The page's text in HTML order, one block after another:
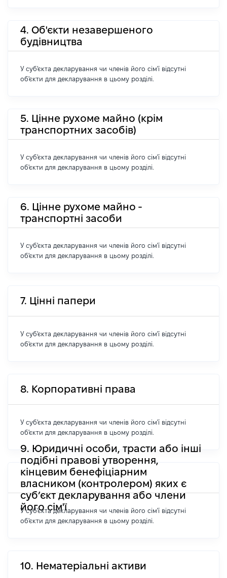
4. Об'єкти незавершеного
будівництва
У суб'єкта декларування чи членів його сім'ї відсутні
об'єкти для декларування в цьому розділі.
5. Цінне рухоме майно (крім
транспортних засобів)
У суб'єкта декларування чи членів його сім'ї відсутні
об'єкти для декларування в цьому розділі.
6. Цінне рухоме майно -
транспортні засоби
У суб'єкта декларування чи членів його сім'ї відсутні
об'єкти для декларування в цьому розділі.
7. Цінні папери
У суб'єкта декларування чи членів його сім'ї відсутні
об'єкти для декларування в цьому розділі.
8. Корпоративні права
У суб'єкта декларування чи членів його сім'ї відсутні
об'єкти для декларування в цьому розділі.
9. Юридичні особи, трасти або інші
подібні правові утворення,
кінцевим бенефіціарним
власником (контролером) яких є
суб’єкт декларування або члени
його сім'ї
У суб'єкта декларування чи членів його сім'ї відсутні
об'єкти для декларування в цьому розділі.
10. Нематеріальні активи